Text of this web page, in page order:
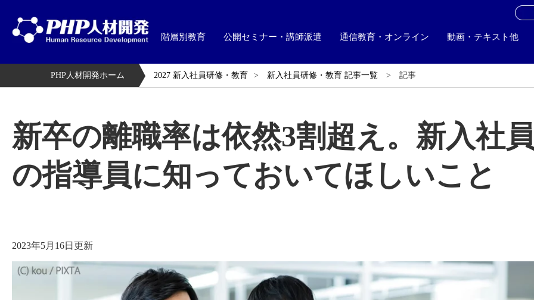
階層別教育 公開セミナー・講師派遣 通信教育・オンライン 動画・テキスト他
PHP人材開発ホーム 2027 新入社員研修・教育 新入社員研修・教育 記事一覧 記事
新卒の離職率は依然3割超え。新入社
の指導員に知っておいてほしいこと
2023年5月16日更新